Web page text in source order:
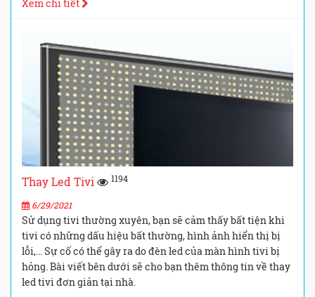
Xem chi tiết
Thay Led Tivi 1194
6/29/2021
Sử dụng tivi thường xuyên, bạn sẽ cảm thấy bất tiện khi
tivi có những dấu hiệu bất thường, hình ảnh hiển thị bị
lỗi,... Sự cố có thể gây ra do đèn led của màn hình tivi bị
hỏng. Bài viết bên dưới sẽ cho bạn thêm thông tin về thay
led tivi đơn giản tại nhà.